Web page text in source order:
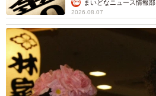
まいどなニュース情報部
2026.08.07